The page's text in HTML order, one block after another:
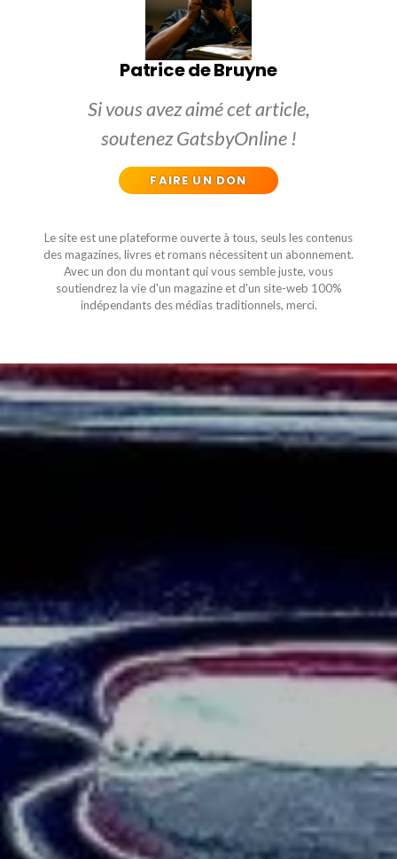
Patrice de Bruyne
Si vous avez aimé cet article,
soutenez GatsbyOnline !
FAIRE UN DON
Le site est une plateforme ouverte à tous, seuls les contenus
des magazines, livres et romans nécessitent un abonnement.
Avec un don du montant qui vous semble juste, vous
soutiendrez la vie d'un magazine et d'un site-web 100%
indépendants des médias traditionnels, merci.